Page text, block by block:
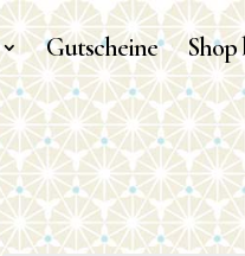
Gutscheine Shop